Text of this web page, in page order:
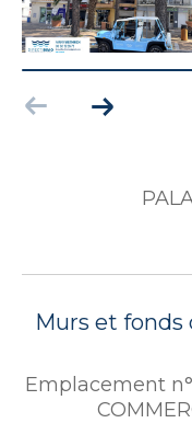
Murs et fonds
Emplacement